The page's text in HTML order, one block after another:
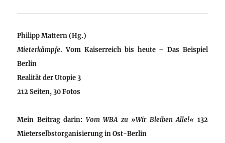
Philipp Mattern (Hg.)
Mieterkämpfe. Vom Kaiserreich bis heute – Das Beispiel
Berlin
Realität der Utopie 3
212 Seiten, 30 Fotos
Mein Beitrag darin: Vom WBA zu »Wir Bleiben Alle!« 132
Mieterselbstorganisierung in Ost-Berlin